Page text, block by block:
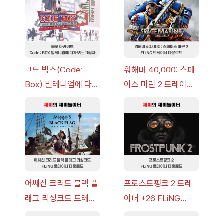
코드 박스(Code:
Box) 밀레니엄에 다가
략 [복각] | 블루 아카
이브
워해머 40,000: 스페
이스 마린 2 트레이너
v14.0+] 다운로드
어쌔신 크리드 블랙 플
래그 리싱크드 트레이
프로스트펑크 2 트레
이너 +26 FLiNG